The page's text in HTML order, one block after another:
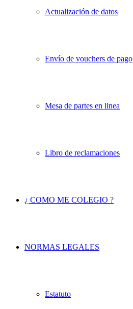
Actualización de datos
Envío de vouchers de pago
Mesa de partes en linea
Libro de reclamaciones
¿ COMO ME COLEGIO ?
NORMAS LEGALES
Estatuto